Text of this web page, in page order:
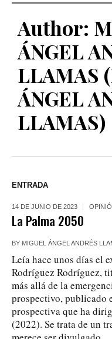
Author:
ÁNGEL
LLAMAS
ÁNGEL
LLAMAS)
ENTRADA
14 DE JUNIO DE 2023
La Palma 2050
BY MIGUEL ÁNGEL ANDRÉS
Leía hace unos días el
Rodríguez Rodríguez,
más allá de la
prospectivo, publicado
prospectiva que ha
(2022). Se trata de un